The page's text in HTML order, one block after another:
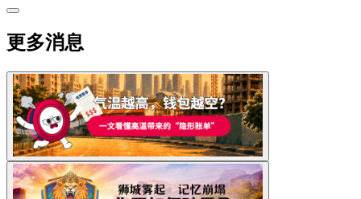
更多消息